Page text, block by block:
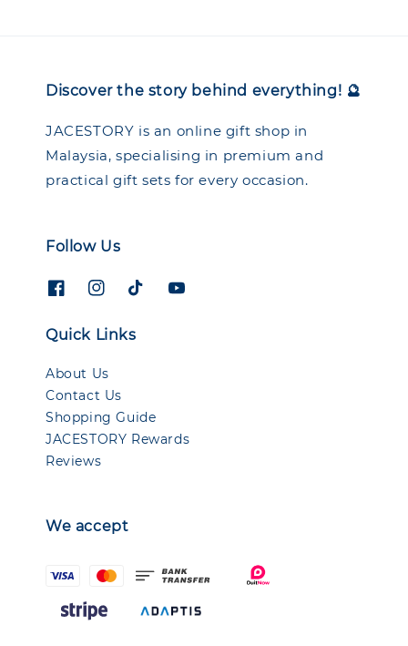
Discover the story behind everything! 🔮
JACESTORY is an online gift shop in
Malaysia, specialising in premium and
practical gift sets for every occasion.
Follow Us
Quick Links
About Us
Contact Us
Shopping Guide
JACESTORY Rewards
Reviews
We accept